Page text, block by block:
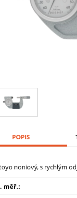
POPIS
noniový, s rychlým
měř.: